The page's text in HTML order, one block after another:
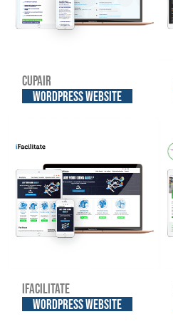
Cupair
WordPress website
iFacilitate
WordPress website